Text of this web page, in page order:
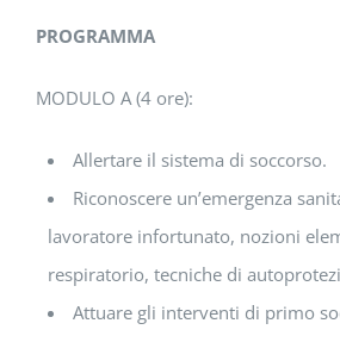
PROGRAMMA
MODULO A (4 ore):
Allertare il sistema di soccorso.
Riconoscere un’emergenza
lavoratore infortunato, nozioni
respiratorio, tecniche di
Attuare gli interventi di primo